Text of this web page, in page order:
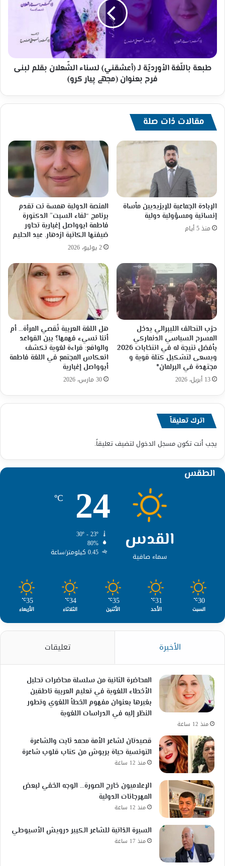
(أعشقني)
لسناء
الشّعلان
لبنى
فرح
پیار
طبعة باللّغة الأورديّة لـ (أعشقني) لسناء الشّعلان بقلم لبنى
فرح بعنوان (مجھے پیار کرو)
مقالات ذات صلة
الإبادة الجماعية للإيزيديين مأساة
إنسانية ومسؤولية دولية
منذ 5 أيام
المنصة الدولية همسة نت تقدم
برنامج “لقاء السبت” الدكتورة
فاطمة ابوواصل إغبارية تحاور
ضيفتها الكاتبة ازدهار. عيد الحليم
2 يوليو، 2026
حزب التحالف الليبرالي يدخل
المسرح السياسي الدنماركي
بأفضل نتيجة له في انتخابات 2026
ويسعى لتشكيل كتلة قوية و
مجتهدة في البرلمان*
13 أبريل، 2026
هل اللغة العربية تُقصي المرأة… أم
أننا نسيء فهمها؟ بين القواعد
والواقع: قراءة لغوية تكشف
انعكاس المجتمع في اللغة فاطمة
أبوواصل إغبارية
30 مارس، 2026
اترك تعليقاً
يجب أنت تكونمسجل الدخول لتضيف تعليقاً.
الطقس
القدس
سماء صافية
24
℃
80%
0.45 كيلومتر/ساعة
30
℃
السبت
31
℃
الأحد
35
℃
الأثنين
34
℃
الثلاثاء
35
℃
الأربعاء
الأخيرة تعليقات
المحاضرة الثانية من سلسلة محاضرات تحليل
الأخطاء اللغوية في تعليم العربية ناطقين
بغيرها بعنوان مفهوم الخطأ اللغوي وتطور
النظر إليه في الدراسات اللغوية
منذ 12 ساعة
قصيدتان لشاعر الأمة محمد ثابت والشاعرة
التونسية حياة بربوش من كتاب قلوب شاعرة
منذ 12 ساعة
الإعلاميون خارج الصورة… الوجه الخفي لبعض
المهرجانات الدولية
منذ 12 ساعة
السيرة الذاتية للشاعر الكبير درويش الأسيوطي
منذ 17 ساعة